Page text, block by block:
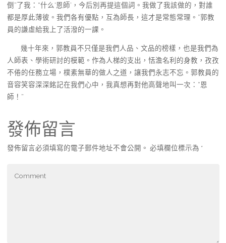
倒”了我：“什么‘恩師’，今后別再提這個詞。我做了我該做的，對誰
都是厚此薄彼。我們各有優點，互為師長，這才是常態常理。”郭教
員的謙虛給我上了活潑的一課。
幾十年來，郭教員不只僅是我們人品、文品的榜樣，也是我們為
人師表、學術研討的模範。作為人梯的支出，恬澹名利的身教，孜孜
不倦的任務立場，樸素無華的做人之道，讓我們永志不忘。郭教員的
音容笑容深深銘記在我們心中，我真想再對他高聲地叫一次：“恩
師！”
發佈留言
發佈留言必須填寫的電子郵件地址不會公開。 必填欄位標示為 *